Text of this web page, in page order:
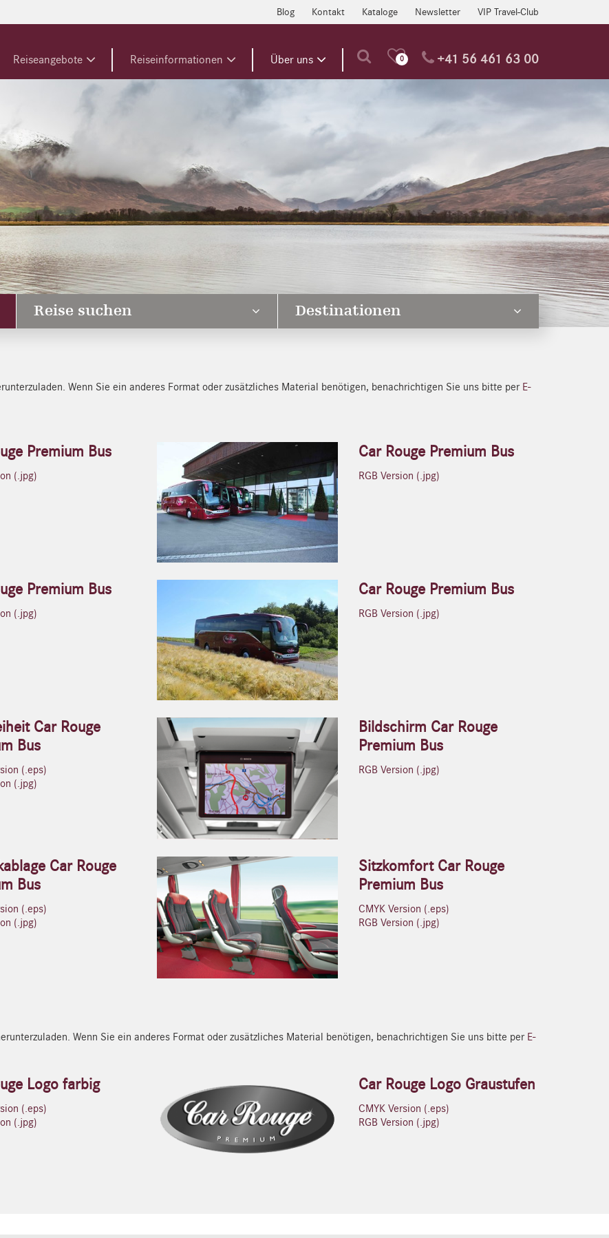
Blog Kontakt Kataloge Newsletter VIP Travel-Club
0 +41 56 461 63 00
Reiseangebote Reiseinformationen Über uns
Reise suchen Destinationen
Wenn Sie ein anderes Format oder zusätzliches Material benötigen, benachrichtigen Sie uns bitte per E-
Premium Bus
(.jpg)
Car Rouge Premium Bus
RGB Version (.jpg)
Premium Bus
(.jpg)
Car Rouge Premium Bus
RGB Version (.jpg)
Car Rouge
Bus
(.eps)
(.jpg)
Bildschirm Car Rouge
Premium Bus
RGB Version (.jpg)
Car Rouge
Bus
(.eps)
(.jpg)
Sitzkomfort Car Rouge
Premium Bus
CMYK Version (.eps)
RGB Version (.jpg)
Wenn Sie ein anderes Format oder zusätzliches Material benötigen, benachrichtigen Sie uns bitte per E-
Logo farbig
(.eps)
(.jpg)
Car Rouge Logo Graustufen
CMYK Version (.eps)
RGB Version (.jpg)